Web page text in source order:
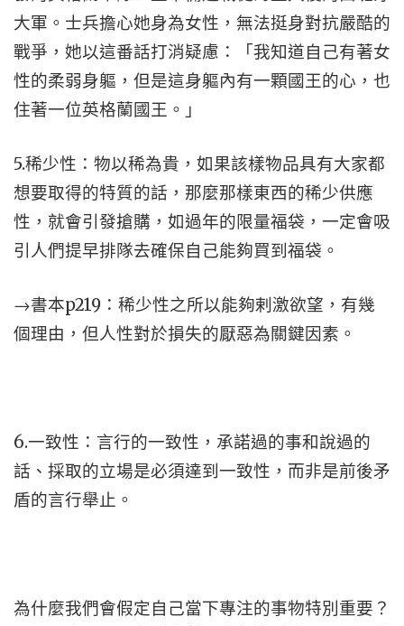
大軍。士兵擔心她身為女性，無法挺身對抗嚴酷的
戰爭，她以這番話打消疑慮：「我知道自己有著女
性的柔弱身軀，但是這身軀內有一顆國王的心，也
住著一位英格蘭國王。」
5.稀少性：物以稀為貴，如果該樣物品具有大家都
想要取得的特質的話，那麼那樣東西的稀少供應
性，就會引發搶購，如過年的限量福袋，一定會吸
引人們提早排隊去確保自己能夠買到福袋。
→書本p219：稀少性之所以能夠剌激欲望，有幾
個理由，但人性對於損失的厭惡為關鍵因素。
6.一致性：言行的一致性，承諾過的事和說過的
話、採取的立場是必須達到一致性，而非是前後矛
盾的言行舉止。
為什麼我們會假定自己當下專注的事物特別重要？